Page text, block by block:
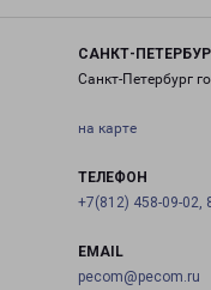
САНКТ-
Санкт-Петербург
на карте
ТЕЛЕФОН
+7(812) 458-09-02,
EMAIL
pecom@pecom.ru